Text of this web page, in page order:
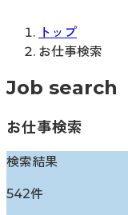
トップ
お仕事検索
Job search
お仕事検索
検索結果
542件